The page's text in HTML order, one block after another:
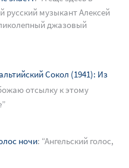
русский музыкант Алексей
джазовый
Сокол (1941): Из
отсылку к этому
”
ночи: “Ангельский голос,